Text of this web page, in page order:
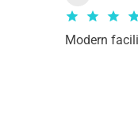
Modern